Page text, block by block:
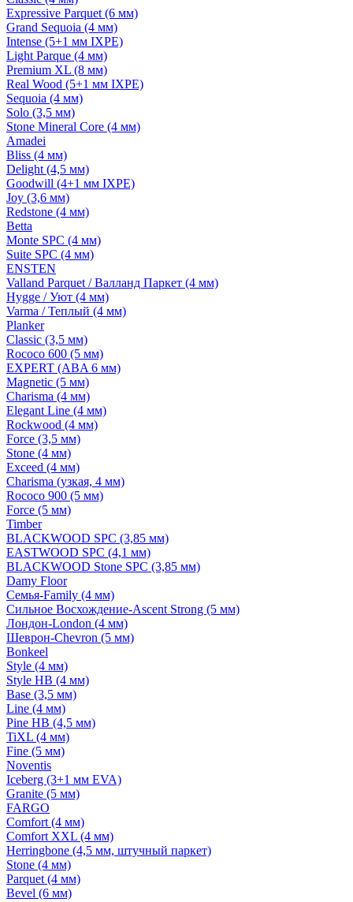
Expressive Parquet (6 мм)
Grand Sequoia (4 мм)
Intense (5+1 мм IXPE)
Light Parque (4 мм)
Premium XL (8 мм)
Real Wood (5+1 мм IXPE)
Sequoia (4 мм)
Solo (3,5 мм)
Stone Mineral Core (4 мм)
Amadei
Bliss (4 мм)
Delight (4,5 мм)
Goodwill (4+1 мм IXPE)
Joy (3,6 мм)
Redstone (4 мм)
Betta
Monte SPC (4 мм)
Suite SPC (4 мм)
ENSTEN
Valland Parquet / Валланд Паркет (4 мм)
Hygge / Уют (4 мм)
Varma / Теплый (4 мм)
Planker
Classic (3,5 мм)
Rococo 600 (5 мм)
EXPERT (ABA 6 мм)
Magnetic (5 мм)
Charisma (4 мм)
Elegant Line (4 мм)
Rockwood (4 мм)
Force (3,5 мм)
Stone (4 мм)
Exceed (4 мм)
Charisma (узкая, 4 мм)
Rococo 900 (5 мм)
Force (5 мм)
Timber
BLACKWOOD SPC (3,85 мм)
EASTWOOD SPC (4,1 мм)
BLACKWOOD Stone SPC (3,85 мм)
Damy Floor
Семья-Family (4 мм)
Сильное Восхождение-Ascent Strong (5 мм)
Лондон-London (4 мм)
Шеврон-Chevron (5 мм)
Bonkeel
Style (4 мм)
Style HB (4 мм)
Base (3,5 мм)
Line (4 мм)
Pine HB (4,5 мм)
TiXL (4 мм)
Fine (5 мм)
Noventis
Iceberg (3+1 мм EVA)
Granite (5 мм)
FARGO
Comfort (4 мм)
Comfort XXL (4 мм)
Herringbone (4,5 мм, штучный паркет)
Stone (4 мм)
Parquet (4 мм)
Bevel (6 мм)